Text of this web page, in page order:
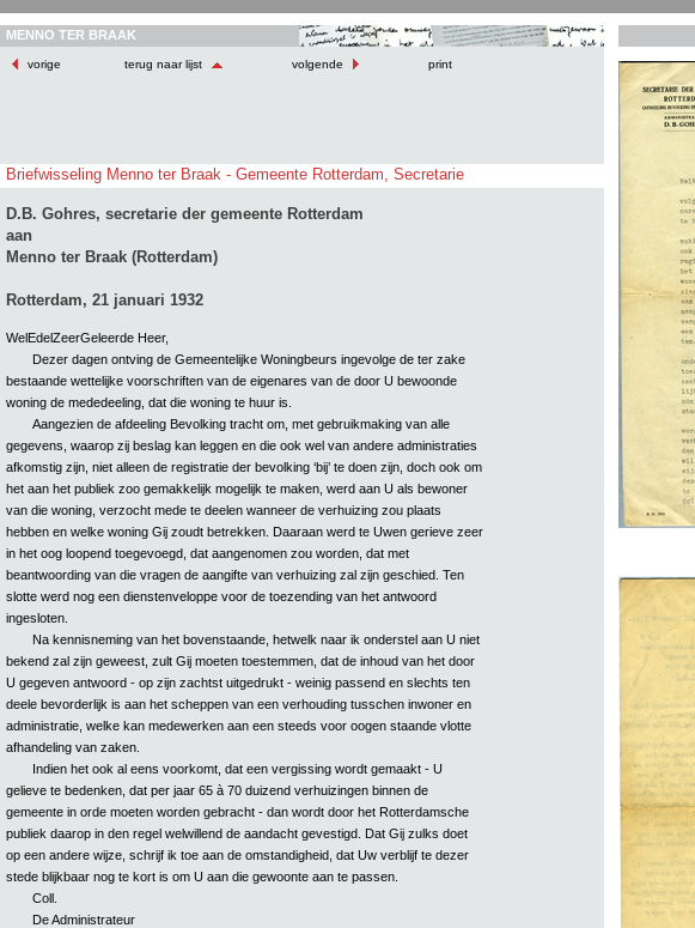
MENNO TER BRAAK
vorige terug naar lijst volgende print
Briefwisseling Menno ter Braak - Gemeente Rotterdam, Secretarie
D.B. Gohres, secretarie der gemeente Rotterdam
aan
Menno ter Braak (Rotterdam)
Rotterdam, 21 januari 1932
WelEdelZeerGeleerde Heer,
Dezer dagen ontving de Gemeentelijke Woningbeurs ingevolge de ter zake
bestaande wettelijke voorschriften van de eigenares van de door U bewoonde
woning de mededeeling, dat die woning te huur is.
Aangezien de afdeeling Bevolking tracht om, met gebruikmaking van alle
gegevens, waarop zij beslag kan leggen en die ook wel van andere administraties
afkomstig zijn, niet alleen de registratie der bevolking ‘bij’ te doen zijn, doch ook om
het aan het publiek zoo gemakkelijk mogelijk te maken, werd aan U als bewoner
van die woning, verzocht mede te deelen wanneer de verhuizing zou plaats
hebben en welke woning Gij zoudt betrekken. Daaraan werd te Uwen gerieve zeer
in het oog loopend toegevoegd, dat aangenomen zou worden, dat met
beantwoording van die vragen de aangifte van verhuizing zal zijn geschied. Ten
slotte werd nog een dienstenveloppe voor de toezending van het antwoord
ingesloten.
Na kennisneming van het bovenstaande, hetwelk naar ik onderstel aan U niet
bekend zal zijn geweest, zult Gij moeten toestemmen, dat de inhoud van het door
U gegeven antwoord - op zijn zachtst uitgedrukt - weinig passend en slechts ten
deele bevorderlijk is aan het scheppen van een verhouding tusschen inwoner en
administratie, welke kan medewerken aan een steeds voor oogen staande vlotte
afhandeling van zaken.
Indien het ook al eens voorkomt, dat een vergissing wordt gemaakt - U
gelieve te bedenken, dat per jaar 65 à 70 duizend verhuizingen binnen de
gemeente in orde moeten worden gebracht - dan wordt door het Rotterdamsche
publiek daarop in den regel welwillend de aandacht gevestigd. Dat Gij zulks doet
op een andere wijze, schrijf ik toe aan de omstandigheid, dat Uw verblijf te dezer
stede blijkbaar nog te kort is om U aan die gewoonte aan te passen.
Coll.
De Administrateur